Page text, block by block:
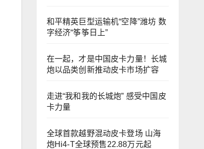
和平精英巨型运输机“空降”潍坊 数
字经济“筝筝日上”
在一起，才是中国皮卡力量！长城
炮以品类创新推动皮卡市场扩容
走进“我和我的长城炮” 感受中国皮
卡力量
全球首款越野混动皮卡登场 山海
炮Hi4-T全球预售22.88万元起